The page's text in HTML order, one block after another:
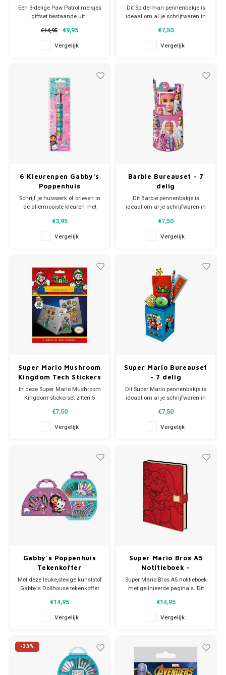
Een 3-delige Paw Patrol meisjes
giftset bestaande uit :
- een digitaal meisjes horloge,
- een 6-kleuren pen.
Reden afprijzing; het batterijtje
in het horloge moet vervangen
worde
€14,95 €9,95
Vergelijk
Dit Spiderman pennenbakje is
ideaal om al je schrijfwaren in
worden erbij meegeleverd! In
de pennenhouder zit een
potlood, papierclip, puntenslijper,
Afmeting c
€7,50
Vergelijk
6 Kleurenpen Gabby's
Poppenhuis
Schrijf je huiswerk of brieven in
de allermooiste kleuren met
Poppenhuis.
Wordt geleverd op blister.
€3,95
Vergelijk
Barbie Bureauset - 7
delig
Dit Barbie pennenbakje is
ideaal om al je schrijfwaren in
worden erbij meegeleverd! In de
pennenhouder zit een potlood,
papierclip, puntenslijper, gum,
print!
€7,50
Vergelijk
Super Mario Mushroom
Kingdom Tech Stickers
In deze Super Mario Mushroom
Kingdom stickerset zitten 5
stickers.
Afmeting verpakking: 18 x 24
€7,50
Vergelijk
Super Mario Bureauset
- 7 delig
Dit Super Mario pennenbakje is
ideaal om al je schrijfwaren in
worden erbij meegeleverd! In de
pennenhouder zit een potlood,
papierclip, puntenslijper, gum,
€7,50
Vergelijk
Gabby's Poppenhuis
Tekenkoffer
Met deze leuke,stevige kunststof
Gabby's Dollhouse tekenkoffer
Inhoud:
- 12 kleurpotloden
- 24 wasco krijtjes
- stickers
- kleurboekje
€14,95
Vergelijk
Super Mario Bros A5
Notitieboek -
Nintendo
Super Mario Bros A5 notitieboek
met gelinieerde pagina's. Dit
aantekeningenboek heeft een
handige magnetische clip-
sluiting die ervoor zorgt dat het
Afmetingen: ca 15 x 21 x 3 cm
€14,95
Vergelijk
-33%